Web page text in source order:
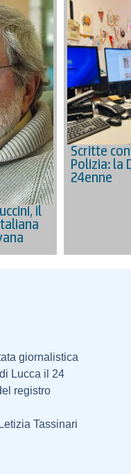
il
Scritte
Polizia: la
24enne
giornalistica
Lucca il 24
registro
Tassinari